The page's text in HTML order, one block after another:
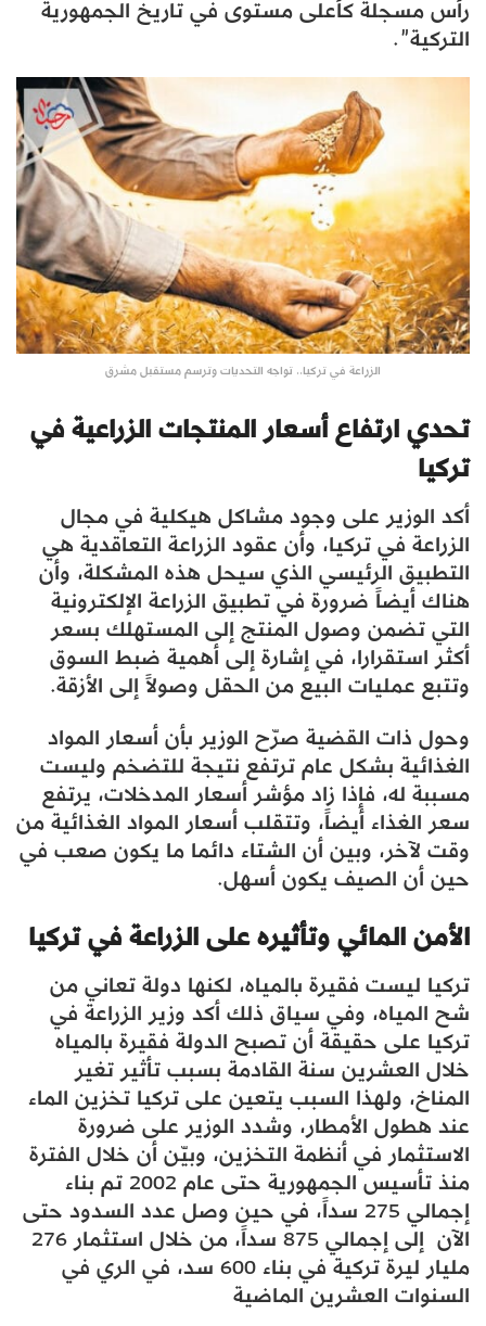
رأس مسجلة كأعلى مستوى في تاريخ الجمهورية
التركية”.
الزراعة في تركيا.. تواجه التحديات وترسم مستقبل مشرق
تحدي ارتفاع أسعار المنتجات الزراعية في
تركيا
أكد الوزير على وجود مشاكل هيكلية في مجال
الزراعة في تركيا، وأن عقود الزراعة التعاقدية هي
التطبيق الرئيسي الذي سيحل هذه المشكلة، وأن
هناك أيضاً ضرورة في تطبيق الزراعة الإلكترونية
التي تضمن وصول المنتج إلى المستهلك بسعر
أكثر استقرارا، في إشارة إلى أهمية ضبط السوق
وتتبع عمليات البيع من الحقل وصولاً إلى الأزقة.
وحول ذات القضية صرّح الوزير بأن أسعار المواد
الغذائية بشكل عام ترتفع نتيجة للتضخم وليست
مسببة له، فإذا زاد مؤشر أسعار المدخلات، يرتفع
سعر الغذاء أيضاً، وتتقلب أسعار المواد الغذائية من
وقت لآخر، وبين أن الشتاء دائما ما يكون صعب في
حين أن الصيف يكون أسهل.
الأمن المائي وتأثيره على الزراعة في تركيا
تركيا ليست فقيرة بالمياه، لكنها دولة تعاني من
شح المياه، وفي سياق ذلك أكد وزير الزراعة في
تركيا على حقيقة أن تصبح الدولة فقيرة بالمياه
خلال العشرين سنة القادمة بسبب تأثير تغير
المناخ، ولهذا السبب يتعين على تركيا تخزين الماء
عند هطول الأمطار، وشدد الوزير على ضرورة
الاستثمار في أنظمة التخزين، وبيّن أن خلال الفترة
منذ تأسيس الجمهورية حتى عام 2002 تم بناء
إجمالي 275 سداً، في حين وصل عدد السدود حتى
الآن إلى إجمالي 875 سداً، من خلال استثمار 276
مليار ليرة تركية في بناء 600 سد، في الري في
السنوات العشرين الماضية